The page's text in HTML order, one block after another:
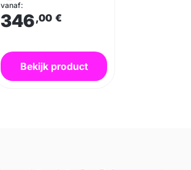
vanaf:
346,00 €
Bekijk product